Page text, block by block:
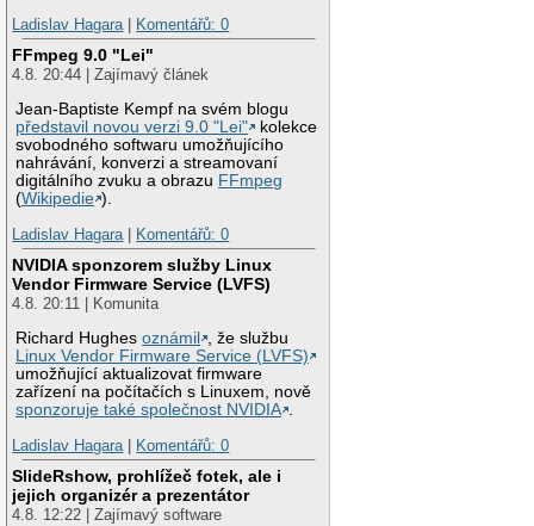
Ladislav Hagara
Komentářů: 0
FFmpeg 9.0 "Lei"
4.8. 20:44 | Zajímavý článek
Jean-Baptiste Kempf na svém blogu
představil novou verzi 9.0 "Lei"
kolekce
svobodného softwaru umožňujícího
nahrávání, konverzi a streamovaní
digitálního zvuku a obrazu FFmpeg
(Wikipedie ).
Ladislav Hagara
Komentářů: 0
NVIDIA sponzorem služby Linux
Vendor Firmware Service (LVFS)
4.8. 20:11 | Komunita
Richard Hughesoznámil
, že službu
Linux Vendor Firmware Service (LVFS)
umožňující aktualizovat firmware
zařízení na počítačích s Linuxem, nově
sponzoruje také společnost NVIDIA .
Ladislav Hagara | Komentářů: 0
SlideRshow, prohlížeč fotek, ale i
jejich organizér a prezentátor
4.8. 12:22 | Zajímavý software